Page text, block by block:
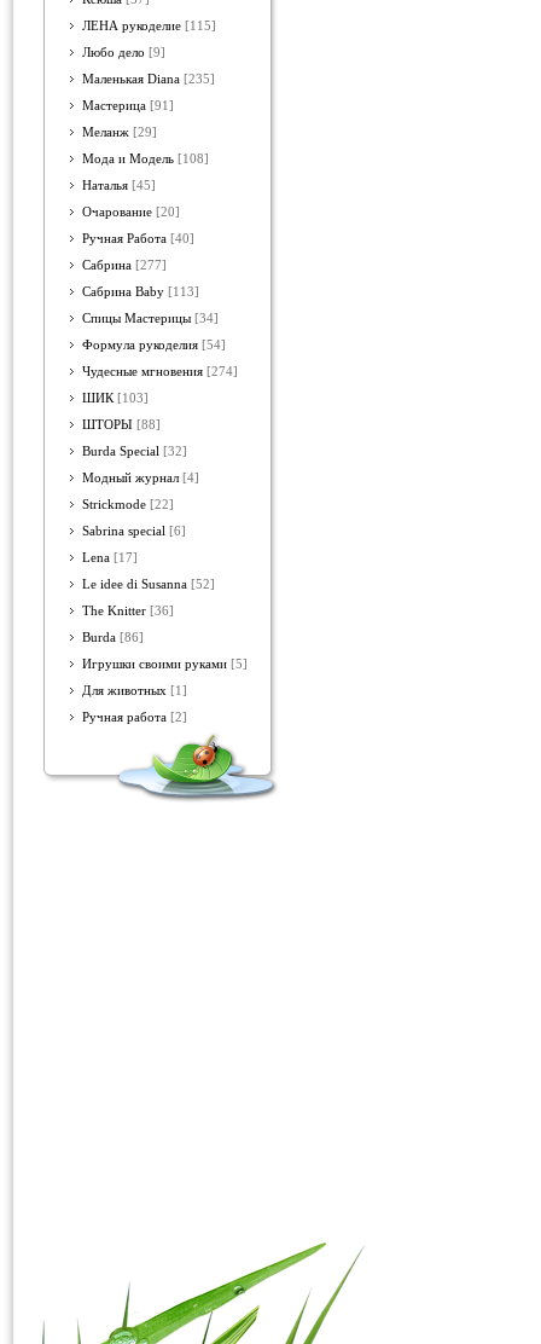
ЛЕНА рукоделие [115]
Любо дело [9]
Маленькая Diana [235]
Мастерица [91]
Меланж [29]
Мода и Модель [108]
Наталья [45]
Очарование [20]
Ручная Работа [40]
Сабрина [277]
Сабрина Baby [113]
Спицы Мастерицы [34]
Формула рукоделия [54]
Чудесные мгновения [274]
ШИК [103]
ШТОРЫ [88]
Burda Special [32]
Модный журнал [4]
Strickmode [22]
Sabrina special [6]
Lena [17]
Le idee di Susanna [52]
The Knitter [36]
Burda [86]
Игрушки своими руками [5]
Для животных [1]
Ручная работа [2]